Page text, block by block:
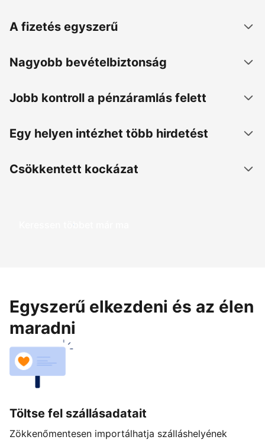
A fizetés egyszerű
Nagyobb bevételbiztonság
Jobb kontroll a pénzáramlás felett
Egy helyen intézhet több hirdetést
Csökkentett kockázat
Keressen többet már ma
Egyszerű elkezdeni és az élen
maradni
Töltse fel szállásadatait
Zökkenőmentesen importálhatja szálláshelyének